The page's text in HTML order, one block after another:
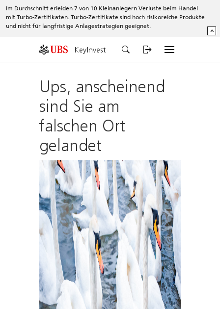
Im Durchschnitt erleiden 7 von 10 Kleinanlegern Verluste beim Handel
mit Turbo-Zertifikaten. Turbo-Zertifikate sind hoch risikoreiche Produkte
und nicht für langfristige Anlagestrategien geeignet.
^
KeyInvest
Ups, anscheinend
sind Sie am
falschen Ort
gelandet